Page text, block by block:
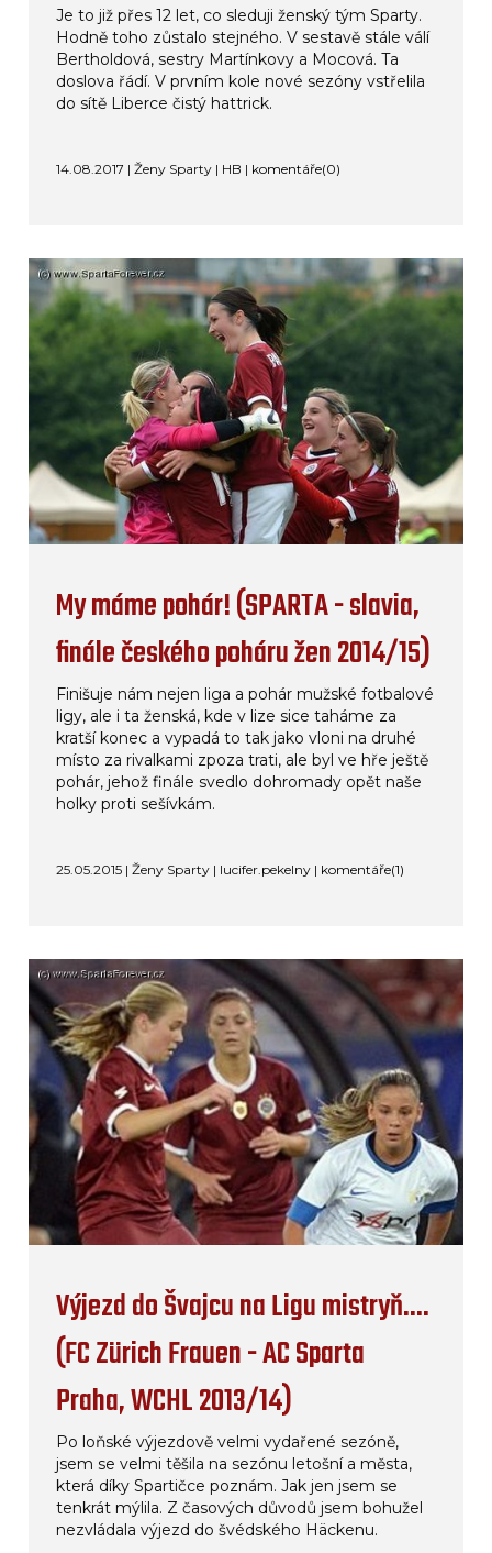
Je to již přes 12 let, co sleduji ženský tým Sparty.
Hodně toho zůstalo stejného. V sestavě stále válí
Bertholdová, sestry Martínkovy a Mocová. Ta
doslova řádí. V prvním kole nové sezóny vstřelila
do sítě Liberce čistý hattrick.
14.08.2017 | Ženy Sparty | HB | komentáře(0)
My máme pohár! (SPARTA - slavia,
finále českého poháru žen 2014/15)
Finišuje nám nejen liga a pohár mužské fotbalové
ligy, ale i ta ženská, kde v lize sice taháme za
kratší konec a vypadá to tak jako vloni na druhé
místo za rivalkami zpoza trati, ale byl ve hře ještě
pohár, jehož finále svedlo dohromady opět naše
holky proti sešívkám.
25.05.2015 | Ženy Sparty | lucifer.pekelny | komentáře(1)
Výjezd do Švajcu na Ligu mistryň....
(FC Zürich Frauen - AC Sparta
Praha, WCHL 2013/14)
Po loňské výjezdově velmi vydařené sezóně,
jsem se velmi těšila na sezónu letošní a města,
která díky Spartičce poznám. Jak jen jsem se
tenkrát mýlila. Z časových důvodů jsem bohužel
nezvládala výjezd do švédského Häckenu.